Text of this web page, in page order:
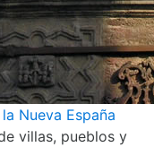
Nueva España
villas, pueblos y